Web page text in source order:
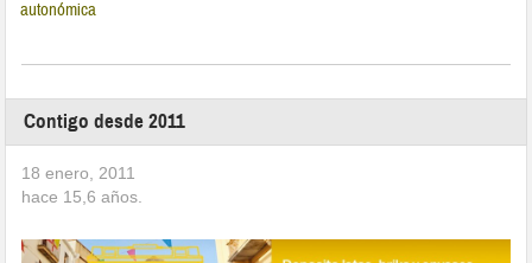
autonómica
Contigo desde 2011
18 enero, 2011
hace 15,6 años.